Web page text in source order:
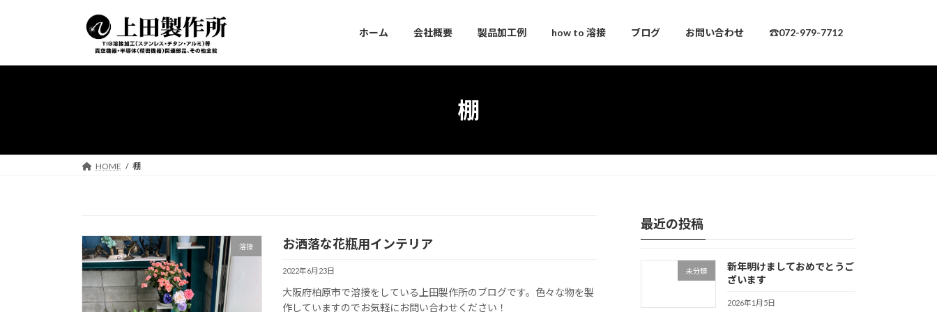
プ
動
ホーム 会社概要 製品加工例 how to 溶接 ブログ お問い合わせ ☎072-979-7712
棚
HOME 棚
溶接 お洒落な花瓶用インテリア
2022年6月23日
大阪府柏原市で溶接をしている上田製作所のブログです。色々な物を製
作していますのでお気軽にお問い合わせください！
最近の投稿
未分類
新年明けましておめでとうご
ざいます
2026年1月5日